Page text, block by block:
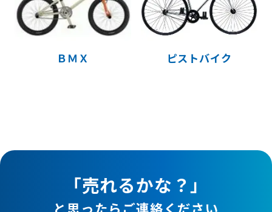
ＢＭＸ ピストバイク
「売れるかな？」
と思ったらご連絡ください